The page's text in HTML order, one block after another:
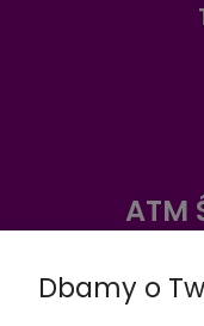
ATM
☎️
Dbamy o